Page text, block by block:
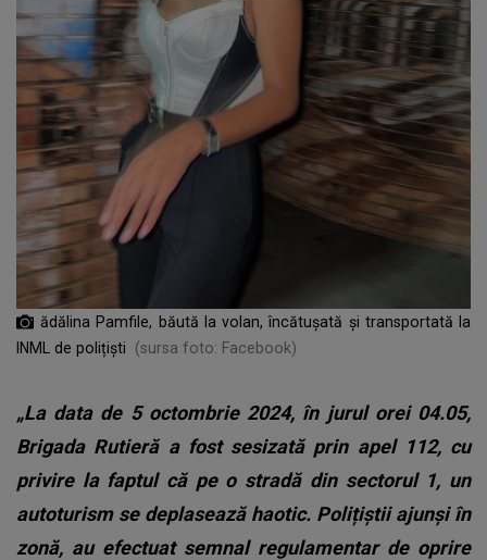
ădălina Pamfile, băută la volan, încătușată și transportată la
INML de polițiști
(sursa foto: Facebook)
„La data de 5 octombrie 2024, în jurul orei 04.05,
Brigada Rutieră a fost sesizată prin apel 112, cu
privire la faptul că pe o stradă din sectorul 1, un
autoturism se deplasează haotic. Polițiștii ajunși în
zonă, au efectuat semnal regulamentar de oprire